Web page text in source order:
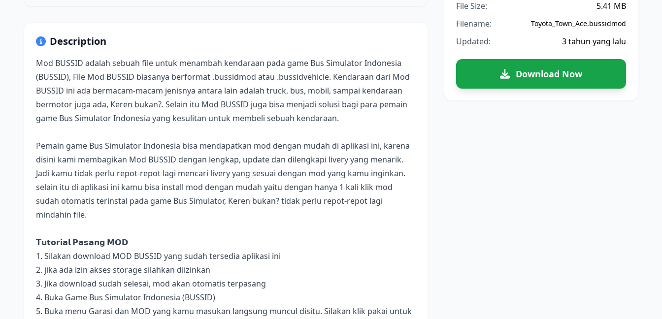
Description
Mod BUSSID adalah sebuah file untuk menambah kendaraan pada game Bus Simulator Indonesia
(BUSSID), File Mod BUSSID biasanya berformat .bussidmod atau .bussidvehicle. Kendaraan dari Mod
BUSSID ini ada bermacam-macam jenisnya antara lain adalah truck, bus, mobil, sampai kendaraan
bermotor juga ada, Keren bukan?. Selain itu Mod BUSSID juga bisa menjadi solusi bagi para pemain
game Bus Simulator Indonesia yang kesulitan untuk membeli sebuah kendaraan.
Pemain game Bus Simulator Indonesia bisa mendapatkan mod dengan mudah di aplikasi ini, karena
disini kami membagikan Mod BUSSID dengan lengkap, update dan dilengkapi livery yang menarik.
Jadi kamu tidak perlu repot-repot lagi mencari livery yang sesuai dengan mod yang kamu inginkan.
selain itu di aplikasi ini kamu bisa install mod dengan mudah yaitu dengan hanya 1 kali klik mod
sudah otomatis terinstal pada game Bus Simulator, Keren bukan? tidak perlu repot-repot lagi
mindahin file.
𝗧𝘂𝘁𝗼𝗿𝗶𝗮𝗹 𝗣𝗮𝘀𝗮𝗻𝗴 𝗠𝗢𝗗
1. Silakan download MOD BUSSID yang sudah tersedia aplikasi ini
2. jika ada izin akses storage silahkan diizinkan
3. Jika download sudah selesai, mod akan otomatis terpasang
4. Buka Game Bus Simulator Indonesia (BUSSID)
5. Buka menu Garasi dan MOD yang kamu masukan langsung muncul disitu. Silakan klik pakai untuk
File Size:
5.41 MB
Filename:
Toyota_Town_Ace.bussidmod
Updated: 3 tahun yang lalu
Download Now